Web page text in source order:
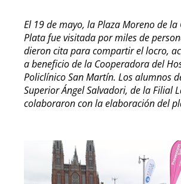
El 19 de mayo, la Plaza Moreno de la
Plata fue visitada por miles de
dieron cita para compartir el locro,
a beneficio de la Cooperadora del
Policlínico San Martín. Los alumnos
Superior Ángel Salvadori, de la Filial
colaboraron con la elaboración del